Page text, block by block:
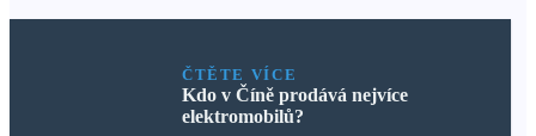
ČTĚTE VÍCE
Kdo v Číně prodává nejvíce
elektromobilů?